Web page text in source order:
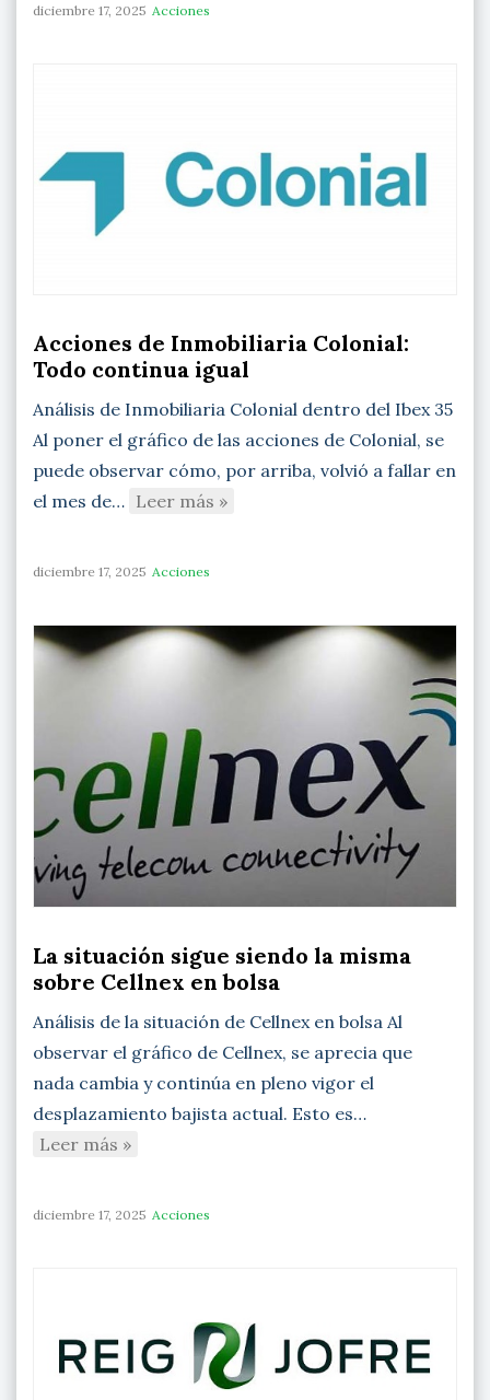
diciembre 17, 2025 Acciones
Acciones de Inmobiliaria Colonial:
Todo continua igual
Análisis de Inmobiliaria Colonial dentro del Ibex 35
Al poner el gráfico de las acciones de Colonial, se
puede observar cómo, por arriba, volvió a fallar en
el mes de… Leer más »
diciembre 17, 2025 Acciones
La situación sigue siendo la misma
sobre Cellnex en bolsa
Análisis de la situación de Cellnex en bolsa Al
observar el gráfico de Cellnex, se aprecia que
nada cambia y continúa en pleno vigor el
desplazamiento bajista actual. Esto es…
Leer más »
diciembre 17, 2025 Acciones